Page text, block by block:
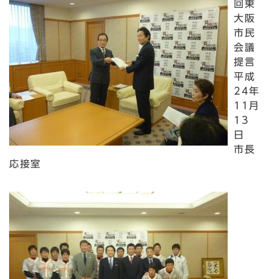
回東
大阪
市民
会議
提言
平成
24年
11月
13
日
市長
応接室